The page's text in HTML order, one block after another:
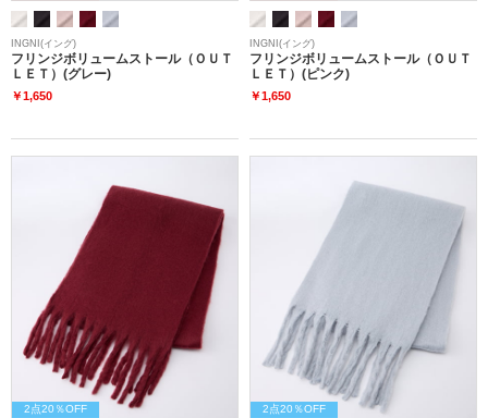
INGNI(イング)
フリンジボリュームストール（ＯＵＴ
ＬＥＴ）(グレー)
￥1,650
INGNI(イング)
フリンジボリュームストール（ＯＵＴ
ＬＥＴ）(ピンク)
￥1,650
2点20％OFF 2点20％OFF